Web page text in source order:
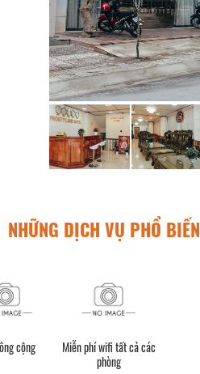
NHỮNG DỊCH VỤ PHỔ BIẾN
cộng
Miễn phí wifi tất cả các
phòng